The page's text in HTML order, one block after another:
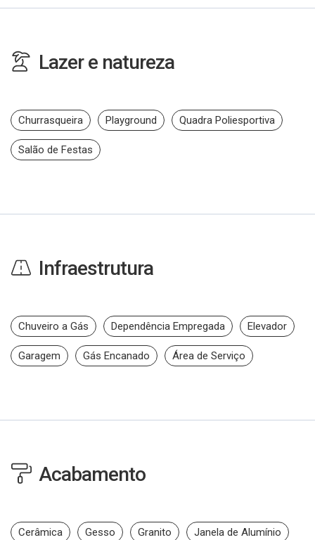
Lazer e natureza
Churrasqueira Playground Quadra Poliesportiva
Salão de Festas
Infraestrutura
Chuveiro a Gás Dependência Empregada Elevador
Garagem Gás Encanado Área de Serviço
Acabamento
Cerâmica Gesso Granito Janela de Alumínio